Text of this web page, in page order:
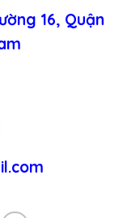
16, Quận